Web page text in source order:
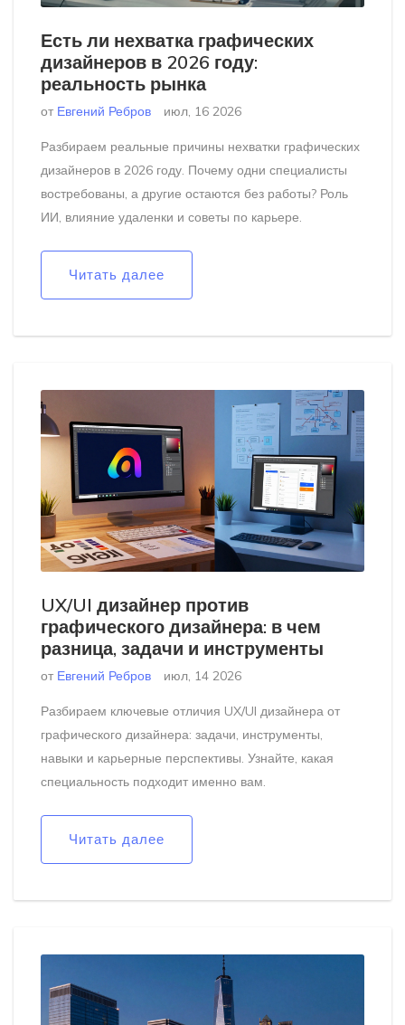
Есть ли нехватка графических
дизайнеров в 2026 году:
реальность рынка
от Евгений Ребров июл, 16 2026
Разбираем реальные причины нехватки графических
дизайнеров в 2026 году. Почему одни специалисты
востребованы, а другие остаются без работы? Роль
ИИ, влияние удаленки и советы по карьере.
Читать далее
UX/UI дизайнер против
графического дизайнера: в чем
разница, задачи и инструменты
от Евгений Ребров июл, 14 2026
Разбираем ключевые отличия UX/UI дизайнера от
графического дизайнера: задачи, инструменты,
навыки и карьерные перспективы. Узнайте, какая
специальность подходит именно вам.
Читать далее